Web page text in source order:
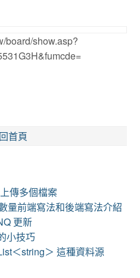
board/show.asp?
回首頁
傳多個檔案
量前端寫法和後端寫法介紹
更新
小技巧
＜string＞ 這種資料源